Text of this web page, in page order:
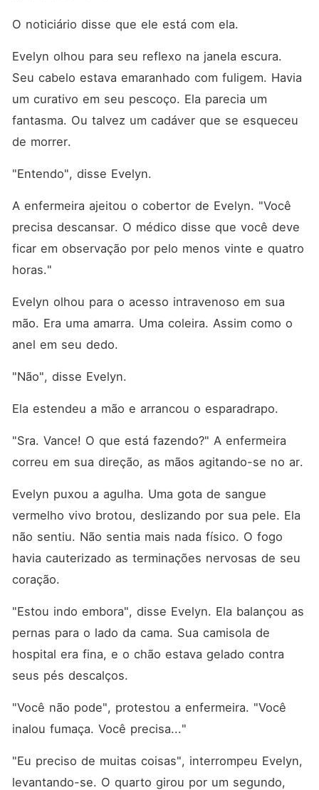
O noticiário disse que ele está com ela.
Evelyn olhou para seu reflexo na janela escura.
Seu cabelo estava emaranhado com fuligem. Havia
um curativo em seu pescoço. Ela parecia um
fantasma. Ou talvez um cadáver que se esqueceu
de morrer.
"Entendo", disse Evelyn.
A enfermeira ajeitou o cobertor de Evelyn. "Você
precisa descansar. O médico disse que você deve
ficar em observação por pelo menos vinte e quatro
horas."
Evelyn olhou para o acesso intravenoso em sua
mão. Era uma amarra. Uma coleira. Assim como o
anel em seu dedo.
"Não", disse Evelyn.
Ela estendeu a mão e arrancou o esparadrapo.
"Sra. Vance! O que está fazendo?" A enfermeira
correu em sua direção, as mãos agitando-se no ar.
Evelyn puxou a agulha. Uma gota de sangue
vermelho vivo brotou, deslizando por sua pele. Ela
não sentiu. Não sentia mais nada físico. O fogo
havia cauterizado as terminações nervosas de seu
coração.
"Estou indo embora", disse Evelyn. Ela balançou as
pernas para o lado da cama. Sua camisola de
hospital era fina, e o chão estava gelado contra
seus pés descalços.
"Você não pode", protestou a enfermeira. "Você
inalou fumaça. Você precisa..."
"Eu preciso de muitas coisas", interrompeu Evelyn,
levantando-se. O quarto girou por um segundo,